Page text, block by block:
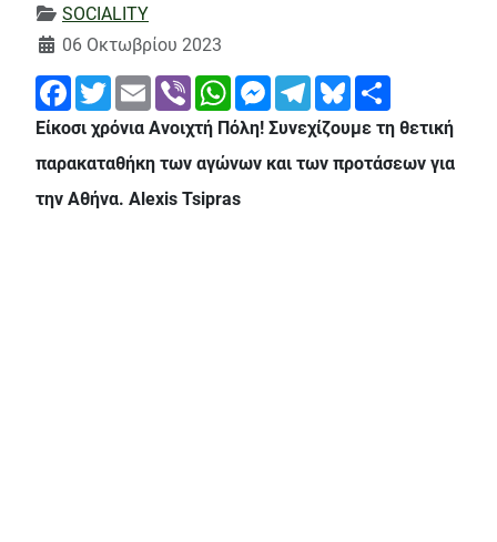
SOCIALITY
06 Οκτωβρίου 2023
FacebookTwitterEmail Viber WhatsAppMessengerTelegramBluesky
Είκοσι χρόνια Ανοιχτή Πόλη! Συνεχίζουμε τη θετική
παρακαταθήκη των αγώνων και των προτάσεων για
την Αθήνα. Alexis Tsipras